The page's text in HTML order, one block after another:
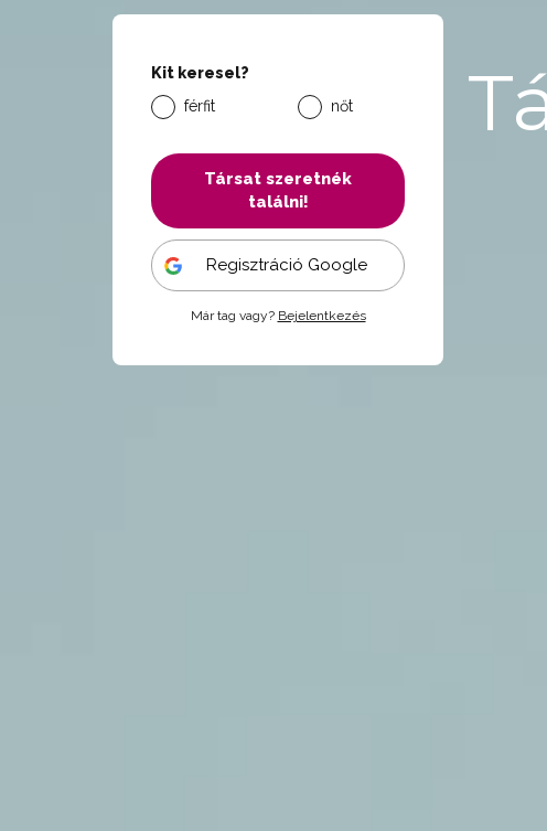
Kit keresel?
férfit
nőt
Társat szeretnék
találni!
Regisztráció Google
Már tag vagy? Bejelentkezés